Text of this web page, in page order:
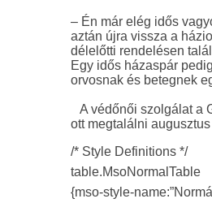
– Én már elég idős
aztán újra vissza a
délelőtti rendelésen
Egy idős házaspár
orvosnak és betegnek
A védőnői szolgálat a
ott megtalálni
/* Style Definitions */
table.MsoNormalTable
{mso-style-